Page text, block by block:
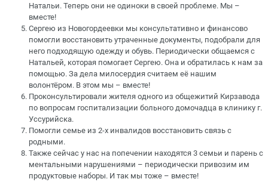
Натальи. Теперь они не одиноки в своей проблеме. Мы –
вместе!
Сергею из Новогордеевки мы консультативно и финансово
помогли восстановить утраченные документы, подобрали для
него подходящую одежду и обувь. Периодически общаемся с
Натальей, которая помогает Сергею. Она и обратилась к нам за
помощью. За дела милосердия считаем её нашим
волонтёром. В этом мы – вместе!
Проконсультировали жителя одного из общежитий Кирзавода
по вопросам госпитализации больного домочадца в клинику г.
Уссурийска.
Помогли семье из 2-х инвалидов восстановить связь с
родными.
Также сейчас у нас на попечении находятся 3 семьи и парень с
ментальными нарушениями – периодически привозим им
продуктовые наборы. И так мы тоже – вместе!